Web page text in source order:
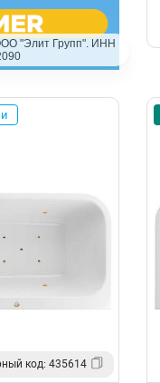
"Элит Групп". ИНН
код: 435614